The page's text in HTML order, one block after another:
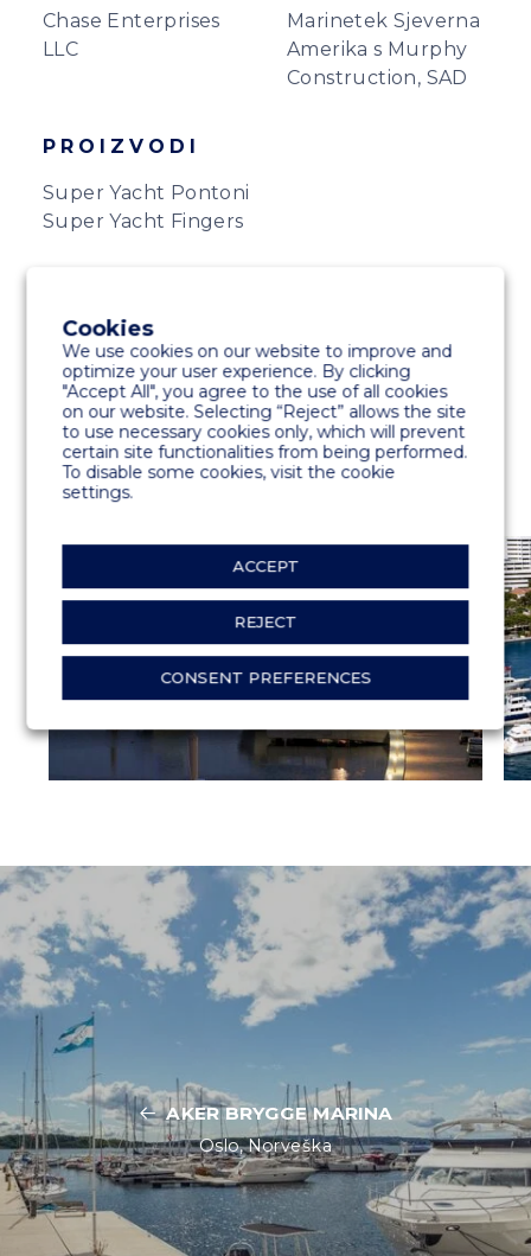
Chase Enterprises
LLC
Marinetek Sjeverna
Amerika s Murphy
Construction, SAD
PROIZVODI
Super Yacht Pontoni
Super Yacht Fingers
Beton u boji
Palube FRP servisnih kanala, privez za pilote,
potpuno opremljen
AKER BRYGGE MARINA
Oslo, Norveška
Cookies
We use cookies on our website to improve and
optimize your user experience. By clicking
"Accept All", you agree to the use of all cookies
on our website. Selecting “Reject” allows the site
to use necessary cookies only, which will prevent
certain site functionalities from being performed.
To disable some cookies, visit the cookie
settings.
ACCEPT
REJECT
CONSENT PREFERENCES